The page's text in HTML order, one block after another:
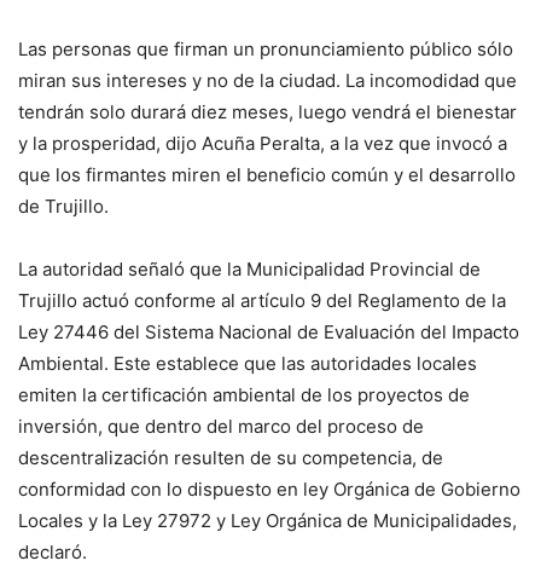
Las personas que firman un pronunciamiento público sólo
miran sus intereses y no de la ciudad. La incomodidad que
tendrán solo durará diez meses, luego vendrá el bienestar
y la prosperidad, dijo Acuña Peralta, a la vez que invocó a
que los firmantes miren el beneficio común y el desarrollo
de Trujillo.
La autoridad señaló que la Municipalidad Provincial de
Trujillo actuó conforme al artículo 9 del Reglamento de la
Ley 27446 del Sistema Nacional de Evaluación del Impacto
Ambiental. Este establece que las autoridades locales
emiten la certificación ambiental de los proyectos de
inversión, que dentro del marco del proceso de
descentralización resulten de su competencia, de
conformidad con lo dispuesto en ley Orgánica de Gobierno
Locales y la Ley 27972 y Ley Orgánica de Municipalidades,
declaró.